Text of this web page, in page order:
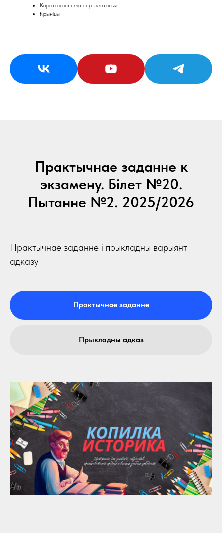
Кароткі канспект і прэзентацыя
Крыніцы
Практычнае заданне к
экзамену. Білет №20.
Пытанне №2. 2025/2026
Практычнае заданне і прыкладны варыянт
адказу
Практычнае заданне
Прыкладны адказ